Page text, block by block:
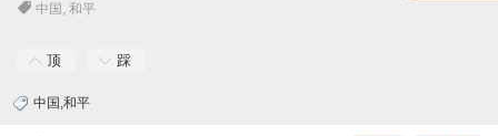
中国 ,和平
顶 踩
中国 ,和平